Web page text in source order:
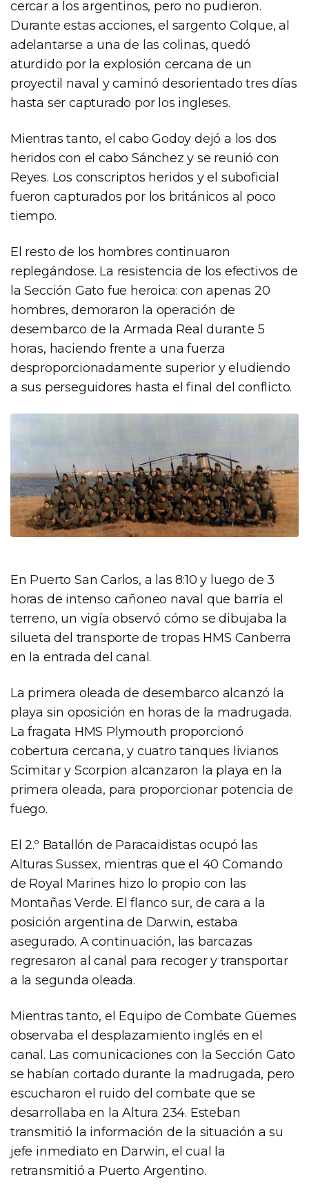
cercar a los argentinos, pero no pudieron.
Durante estas acciones, el sargento Colque, al
adelantarse a una de las colinas, quedó
aturdido por la explosión cercana de un
proyectil naval y caminó desorientado tres días
hasta ser capturado por los ingleses.
Mientras tanto, el cabo Godoy dejó a los dos
heridos con el cabo Sánchez y se reunió con
Reyes. Los conscriptos heridos y el suboficial
fueron capturados por los británicos al poco
tiempo.
El resto de los hombres continuaron
replegándose. La resistencia de los efectivos de
la Sección Gato fue heroica: con apenas 20
hombres, demoraron la operación de
desembarco de la Armada Real durante 5
horas, haciendo frente a una fuerza
desproporcionadamente superior y eludiendo
a sus perseguidores hasta el final del conflicto.
En Puerto San Carlos, a las 8:10 y luego de 3
horas de intenso cañoneo naval que barría el
terreno, un vigía observó cómo se dibujaba la
silueta del transporte de tropas HMS Canberra
en la entrada del canal.
La primera oleada de desembarco alcanzó la
playa sin oposición en horas de la madrugada.
La fragata HMS Plymouth proporcionó
cobertura cercana, y cuatro tanques livianos
Scimitar y Scorpion alcanzaron la playa en la
primera oleada, para proporcionar potencia de
fuego.
El 2.º Batallón de Paracaidistas ocupó las
Alturas Sussex, mientras que el 40 Comando
de Royal Marines hizo lo propio con las
Montañas Verde. El flanco sur, de cara a la
posición argentina de Darwin, estaba
asegurado. A continuación, las barcazas
regresaron al canal para recoger y transportar
a la segunda oleada.
Mientras tanto, el Equipo de Combate Güemes
observaba el desplazamiento inglés en el
canal. Las comunicaciones con la Sección Gato
se habían cortado durante la madrugada, pero
escucharon el ruido del combate que se
desarrollaba en la Altura 234. Esteban
transmitió la información de la situación a su
jefe inmediato en Darwin, el cual la
retransmitió a Puerto Argentino.